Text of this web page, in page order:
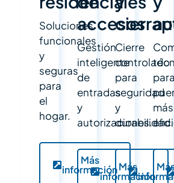
Soluciones
funcionales
y
seguras
para
el
hogar.
Más
información
accesos
Gestión
inteligente
de
entradas
y
autorizaciones.
Más
información
Cierre
controlado
para
seguridad
y
durabilidad.
para
más